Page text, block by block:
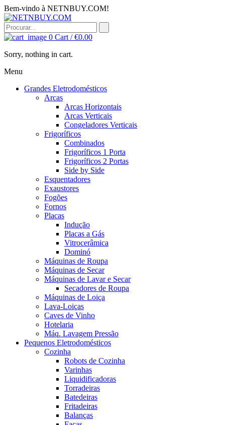
Bem-vindo à NETNBUY.COM!
0 Cart /€0.00
Sorry, nothing in cart.
Menu
Grandes Eletrodomésticos
Arcas
Arcas Horizontais
Arcas Verticais
Congeladores Verticais
Frigoríficos
Combinados
Frigoríficos 1 Porta
Frigoríficos 2 Portas
Side by Side
Esquentadores
Exaustores
Fogões
Fornos
Placas
Indução
Placas a Gás
Vitrocerâmica
Dominó
Máquinas de Roupa
Máquinas de Secar
Máquinas de Lavar e Secar
Secadores de Roupa
Máquinas de Loiça
Lava-Loiças
Caves de Vinho
Hotelaria
Máq. Lavagem Pressão
Pequenos Eletrodomésticos
Cozinha
Robots de Cozinha
Varinhas
Liquidificadoras
Torradeiras
Batedeiras
Fritadeiras
Balanças